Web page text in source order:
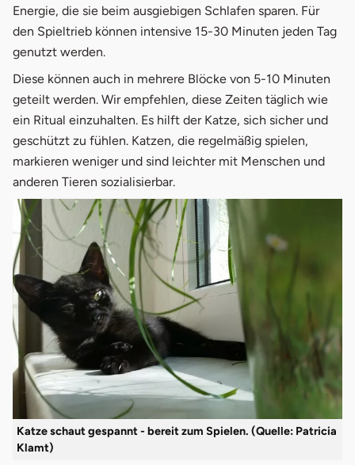
Energie, die sie beim ausgiebigen Schlafen sparen. Für
den Spieltrieb können intensive 15-30 Minuten jeden Tag
genutzt werden.
Diese können auch in mehrere Blöcke von 5-10 Minuten
geteilt werden. Wir empfehlen, diese Zeiten täglich wie
ein Ritual einzuhalten. Es hilft der Katze, sich sicher und
geschützt zu fühlen. Katzen, die regelmäßig spielen,
markieren weniger und sind leichter mit Menschen und
anderen Tieren sozialisierbar.
Katze schaut gespannt - bereit zum Spielen. (Quelle: Patricia
Klamt)